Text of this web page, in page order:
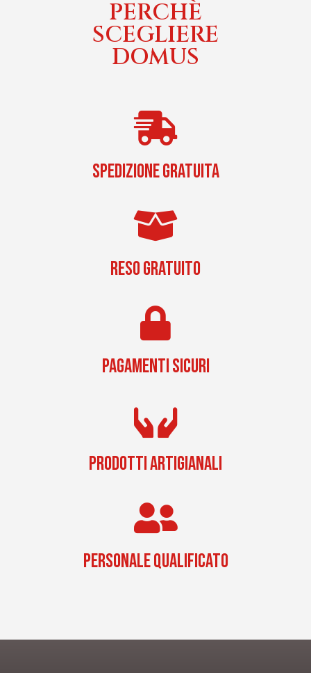
PERCHÈ
SCEGLIERE
DOMUS
SPEDIZIONE GRATUITA
RESO GRATUITO
PAGAMENTI SICURI
PRODOTTI ARTIGIANALI
PERSONALE QUALIFICATO